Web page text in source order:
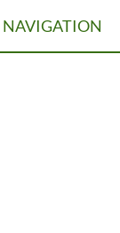
NAVIGATION